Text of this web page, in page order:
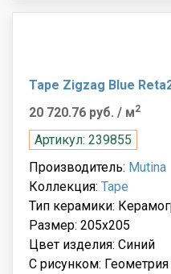
Tape Zigzag Blue
20 720.76 руб. / м2
Артикул: 239855
Производитель: Mutina
Коллекция: Tape
Тип керамики:
Размер: 205x205
Цвет изделия: Синий
С рисунком: Геометрия